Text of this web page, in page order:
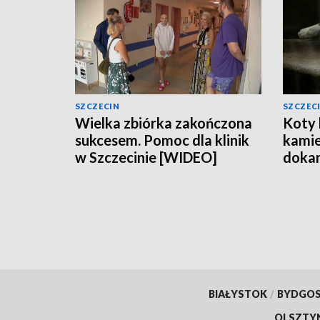
SZCZECIN
Wielka zbiórka zakończona
sukcesem. Pomoc dla klinik
w Szczecinie [WIDEO]
Koty
BIAŁYSTOK /